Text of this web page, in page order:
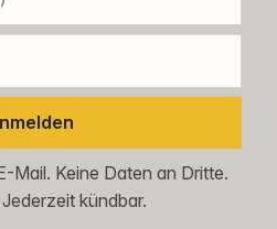
Mail. Keine Daten an Dritte.
kündbar.